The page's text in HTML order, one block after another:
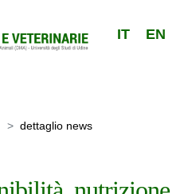
IT EN
dettaglio news